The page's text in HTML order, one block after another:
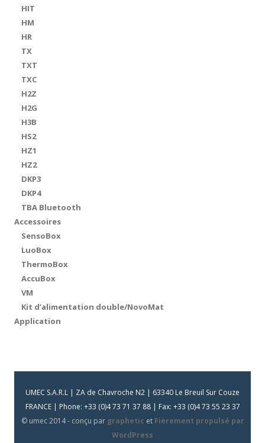
HIT
HM
HR
TX
TXT
TXC
H2Z
H2G
H3B
HS2
HZ1
HZ2
DKP3
DKP4
TBA Bluetooth
Accessoires
SensoBox
LuoBox
ThermoBox
AccuBox
VM
Kit d’alimentation double/NovoMat
Application
UMEC S.A.R.L | ZA de Chavroche N2 | 63340 Le Breuil Sur Couze
FRANCE | Phone: +33 (0)4 73 71 37 88 | Fax: +33 (0)4 73 55 23 37
© umec 2014 - conçu par graphetic et Fièrement propulsé par
WordPress